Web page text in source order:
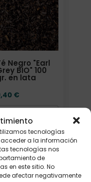
tecnologías
a la información
tecnologías nos
de
en este sitio. No
afectar negativamente
Negro "Earl
BIO" 100
en lata
€
Añadir